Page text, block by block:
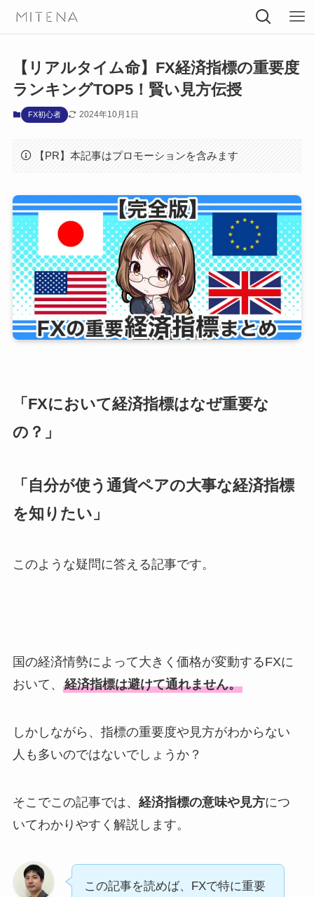
【リアルタイム命】FX経済指標の重要度
ランキングTOP5！賢い見方伝授
FX初心者 2024年10月1日
【PR】本記事はプロモーションを含みます
「FXにおいて経済指標はなぜ重要な
の？」
「自分が使う通貨ペアの大事な経済指標
を知りたい」
このような疑問に答える記事です。
国の経済情勢によって大きく価格が変動するFXに
おいて、 経済指標は避けて通れません。
しかしながら、指標の重要度や見方がわからない
人も多いのではないでしょうか？
そこでこの記事では、 経済指標の意味や見方につ
いてわかりやすく解説します。
この記事を読めば、FXで特に重要